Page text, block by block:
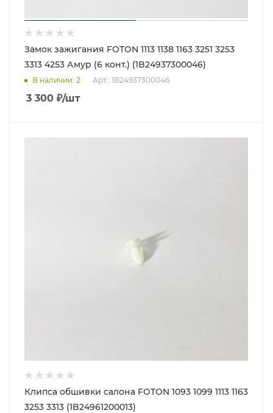
Замок зажигания FOTON 1113 1138 1163 3251 3253
3313 4253 Амур (6 конт.) (1B24937300046)
В наличии: 2 Арт.: 1B24937300046
3 300 ₽/шт
Клипса обшивки салона FOTON 1093 1099 1113 1163
3253 3313 (1B24961200013)